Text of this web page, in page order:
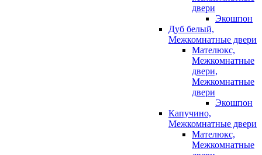
двери
Экошпон
Дуб белый,
Межкомнатные двери
Мателюкс,
Межкомнатные
двери,
Межкомнатные
двери
Экошпон
Капучино,
Межкомнатные двери
Мателюкс,
Межкомнатные